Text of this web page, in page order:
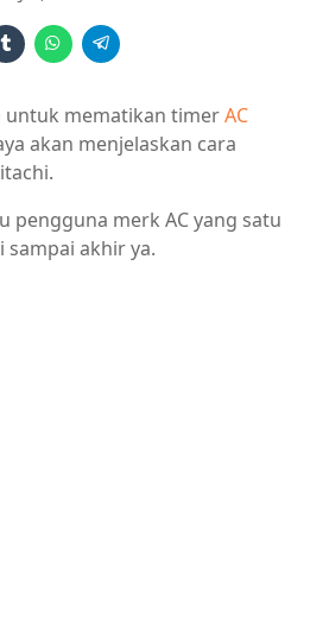
untuk mematikan timerAC
akan menjelaskan cara
pengguna merk AC yang satu
sampai akhir ya.